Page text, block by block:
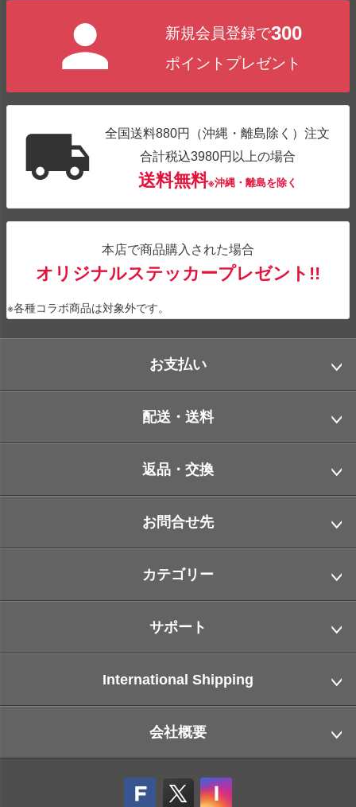
新規会員登録で300
ポイントプレゼント
全国送料880円（沖縄・離島除く）注文
合計税込3980円以上の場合
送料無料※沖縄・離島を除く
本店で商品購入された場合
オリジナルステッカープレゼント!!
※各種コラボ商品は対象外です。
お支払い
配送・送料
返品・交換
お問合せ先
カテゴリー
サポート
International Shipping
会社概要